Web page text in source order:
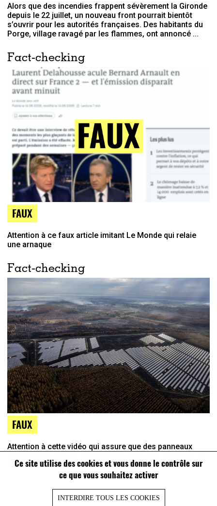
Ce site utilise des cookies et vous donne le contrôle sur
ce que vous souhaitez activer
INTERDIRE TOUS LES COOKIES
Alors que des incendies frappent sévèrement la Gironde
depuis le 22 juillet, un nouveau front pourrait bientôt
s’ouvrir pour les autorités françaises. Des habitants du
Porge, village ravagé par les flammes, ont annoncé ...
Fact-checking
FAUX
Attention à ce faux article imitant Le Monde qui relaie
une arnaque
Fact-checking
FAUX
Attention à cette vidéo qui assure que des panneaux
2022 en Gironde